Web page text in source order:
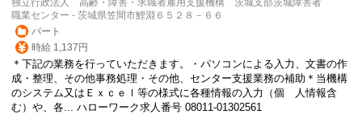
独立行政法人 高齢・障害・求職者雇用支援機構 茨城支部茨城障害者
職業センター - 茨城県笠間市鯉淵６５２８－６６
パート
時給 1,137円
＊下記の業務を行っていただきます。・パソコンによる入力、文書の作
成・整理、その他事務処理・その他、センター支援業務の補助＊当機構
のシステム又はＥｘｃｅｌ等の様式に各種情報の入力（個 人情報含
む）や、各... ハローワーク求人番号 08011-01302561